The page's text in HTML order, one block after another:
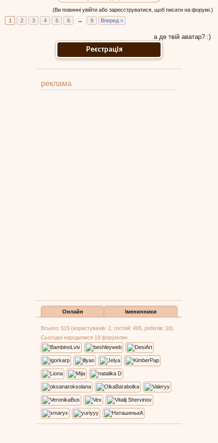
(Ви повинні увійти або зареєструватися, щоб писати на форумі.)
1
2 3 4 5 6 → 9 Вперед >
а де твій аватар? :)
Реєстрація
реклама
Онлайн Іменинники
Всього: 515 (користувачів: 2, гостей: 495, роботів: 18)
Сьогодні народилися 19 форумлян